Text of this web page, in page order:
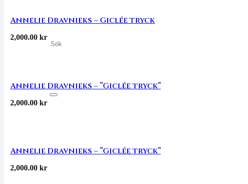
Annelie Dravnieks – Giclée tryck
2,000.00 kr
Annelie Dravnieks – ”Giclée tryck”
2,000.00 kr
Annelie Dravnieks – ”Giclée tryck”
2,000.00 kr